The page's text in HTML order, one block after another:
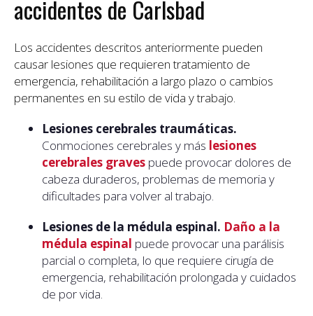
accidentes de Carlsbad
Los accidentes descritos anteriormente pueden
causar lesiones que requieren tratamiento de
emergencia, rehabilitación a largo plazo o cambios
permanentes en su estilo de vida y trabajo.
Lesiones cerebrales traumáticas.
Conmociones cerebrales y más lesiones
cerebrales graves puede provocar dolores de
cabeza duraderos, problemas de memoria y
dificultades para volver al trabajo.
Lesiones de la médula espinal. Daño a la
médula espinal puede provocar una parálisis
parcial o completa, lo que requiere cirugía de
emergencia, rehabilitación prolongada y cuidados
de por vida.